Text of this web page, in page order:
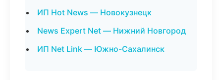
ИП Hot News — Новокузнецк
News Expert Net — Нижний Новгород
ИП Net Link — Южно-Сахалинск